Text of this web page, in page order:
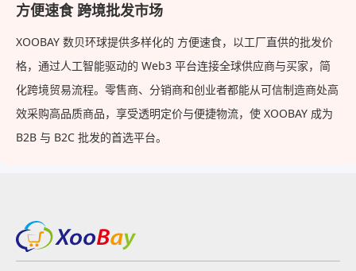
方便速食 跨境批发市场
XOOBAY 数贝环球提供多样化的 方便速食，以工厂直供的批发价
格，通过人工智能驱动的 Web3 平台连接全球供应商与买家，简
化跨境贸易流程。零售商、分销商和创业者都能从可信制造商处高
效采购高品质商品，享受透明定价与便捷物流，使 XOOBAY 成为
B2B 与 B2C 批发的首选平台。